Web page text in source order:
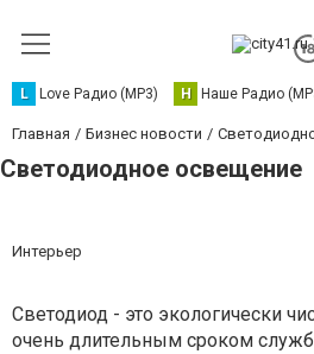
L Love Радио (MP3) Н Наше Радио
Главная Бизнес новости
Светодиодное освещение
Интерьер
Светодиод - это экологически
очень длительным сроком